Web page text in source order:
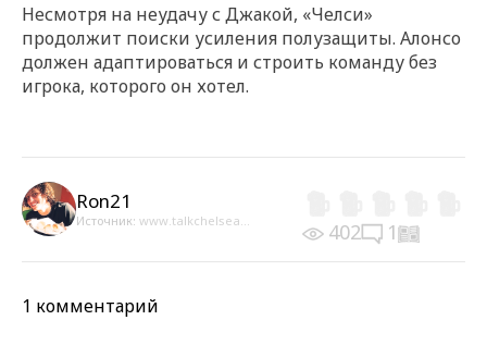
Несмотря на неудачу с Джакой, «Челси»
продолжит поиски усиления полузащиты. Алонсо
должен адаптироваться и строить команду без
игрока, которого он хотел.
Ron21
Источник: www.talkchelsea... 402 1
1 комментарий